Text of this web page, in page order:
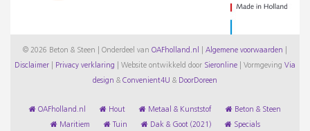
© 2026 Beton & Steen | Onderdeel van OAFholland.nl Algemene voorwaarden
Disclaimer Privacy verklaring Website ontwikkeld door Sieronline Vormgeving Via
design & Convenient4U & DoorDoreen
OAFholland.nl Hout Metaal & Kunststof Beton & Steen
Maritiem Tuin Dak & Goot (2021) Specials